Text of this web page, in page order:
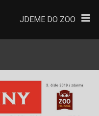
JDEME DO ZOO